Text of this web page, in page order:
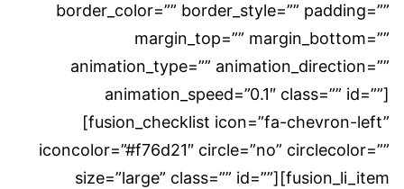
border_color=”” border_style=”” padding=””
margin_top=”” margin_bottom=””
animation_type=”” animation_direction=””
animation_speed=”0.1″ class=”” id=””]
[fusion_checklist icon=”fa-chevron-left”
iconcolor=”#f76d21″ circle=”no” circlecolor=””
size=”large” class=”” id=””][fusion_li_item